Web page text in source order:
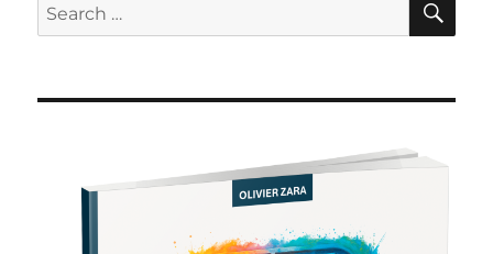
Search
for: